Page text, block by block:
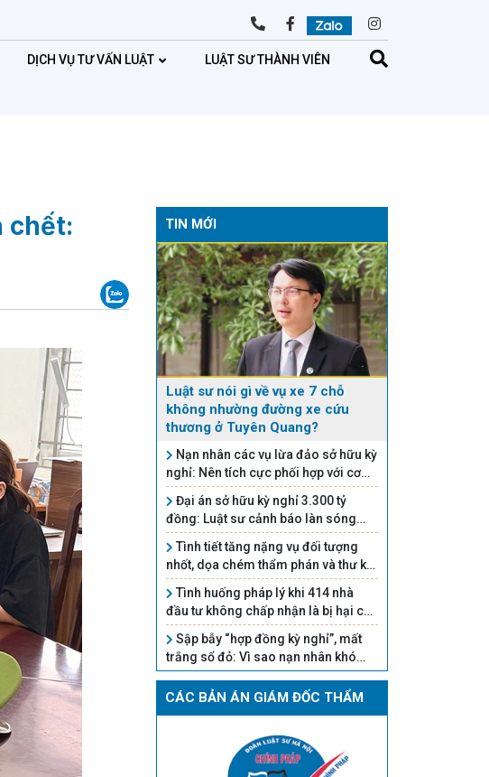
DỊCH VỤ TƯ VẤN LUẬT LUẬT SƯ THÀNH VIÊN
chết:
TIN MỚI
Luật sư nói gì về vụ xe 7 chỗ
không nhường đường xe cứu
thương ở Tuyên Quang?
Nạn nhân các vụ lừa đảo sở hữu kỳ
nghỉ: Nên tích cực phối hợp với cơ
quan chức năng để được bảo vệ
quyền lợi
Đại án sở hữu kỳ nghỉ 3.300 tỷ
đồng: Luật sư cảnh báo làn sóng
điều tra có thể mở rộng trong ngành
du lịch
Tình tiết tăng nặng vụ đối tượng
nhốt, dọa chém thẩm phán và thư ký
tòa án
Tình huống pháp lý khi 414 nhà
đầu tư không chấp nhận là bị hại của
Hậu 'pháo'
Sập bẫy “hợp đồng kỳ nghỉ”, mất
trắng sổ đỏ: Vì sao nạn nhân khó
đòi lại?
CÁC BẢN ÁN GIÁM ĐỐC THẨM